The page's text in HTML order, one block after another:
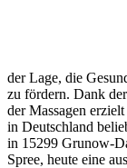
der Lage, die
zu fördern. Dank
der Massagen
in Deutschland
in 15299 Grunow-
Spree, heute eine